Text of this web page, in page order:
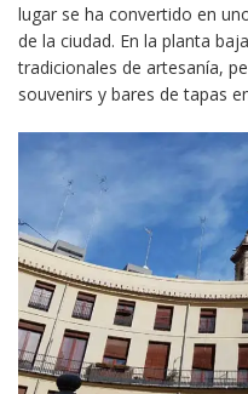
lugar se ha convertido en
de la ciudad. En la planta
tradicionales de artesanía,
souvenirs y bares de tapas